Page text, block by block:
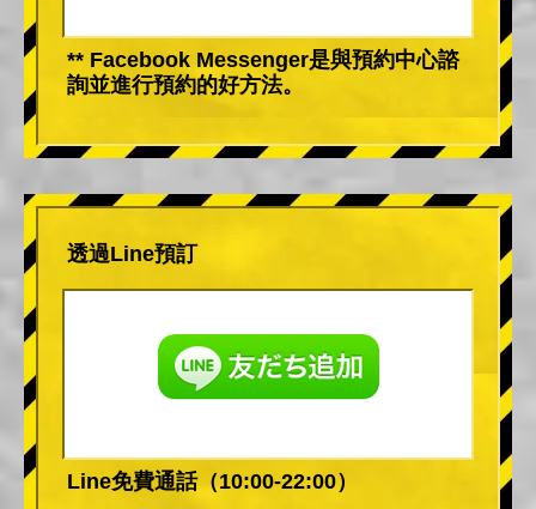
** Facebook Messenger是與預約中心諮
詢並進行預約的好方法。
透過Line預訂
Line免費通話（10:00-22:00）